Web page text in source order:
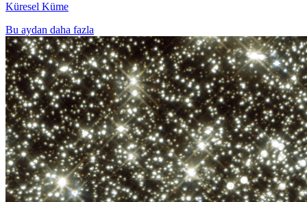
Küresel Küme
Bu aydan daha fazla